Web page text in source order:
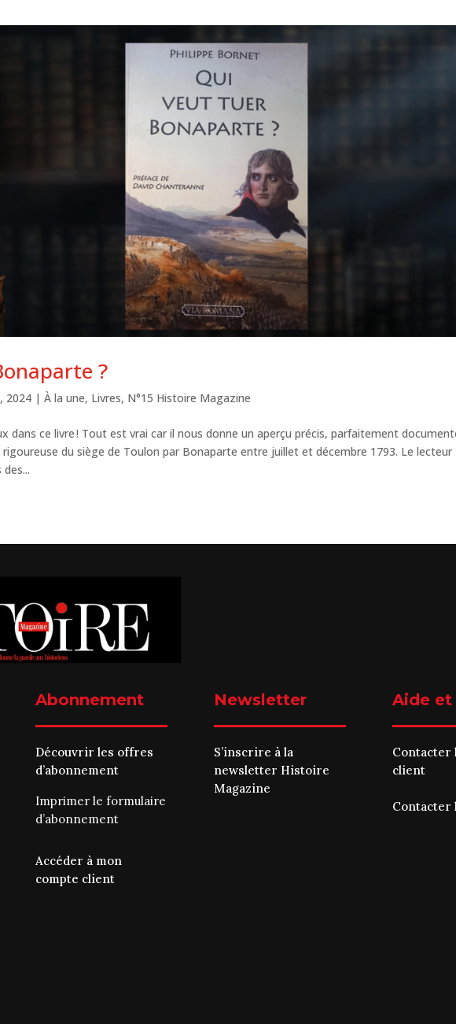
?
2024 |À la une, Livres, N°15 Histoire Magazine
ce livre ! Tout est vrai car il nous donne un aperçu précis, parfaitement
du siège de Toulon par Bonaparte entre juillet et décembre 1793. Le lecteur
Abonnement
Découvrir les offres
d’abonnement
Imprimer leformulaire
d’abonnement
Accéder à mon
compte client
Newsletter
S’inscrire à la
newsletter Histoire
Magazine
Aide
Contacter
client
Contacter